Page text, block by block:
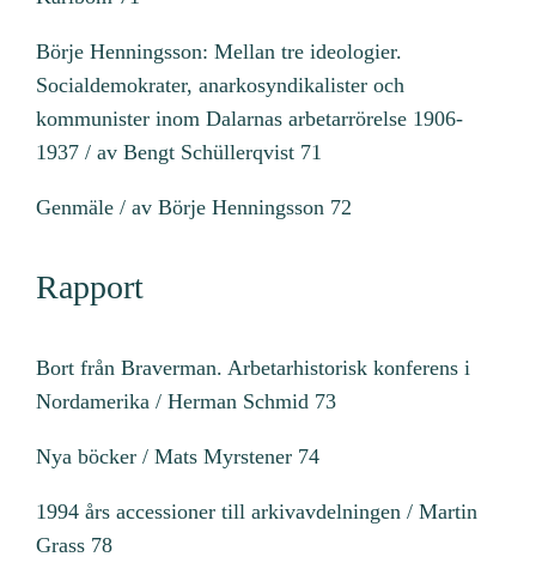
Börje Henningsson: Mellan tre ideologier.
Socialdemokrater, anarkosyndikalister och
kommunister inom Dalarnas arbetarrörelse 1906-
1937 / av Bengt Schüllerqvist 71
Genmäle / av Börje Henningsson 72
Rapport
Bort från Braverman. Arbetarhistorisk konferens i
Nordamerika / Herman Schmid 73
Nya böcker / Mats Myrstener 74
1994 års accessioner till arkivavdelningen / Martin
Grass 78